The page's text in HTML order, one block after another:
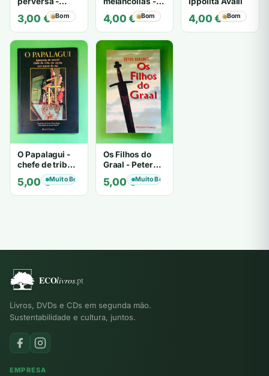
PATRICIA
HIGHSMITH
3,00 € Bom
Mantegazza
4,00€ Bom 4,00€ Bom
O Papalagui -
chefe de tribo
de tiavéa
5,00€Muito Bom
Os Filhos do
Graal - Peter
Berling
5,00€Muito Bom
Livros, DVDs e CDs em segunda mão.
Sustentabilidade e cultura, juntos.
EMPRESA